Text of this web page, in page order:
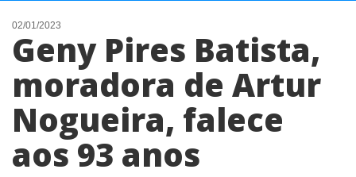
NOTÍCIAS
LISTA DIGITAL
TELEFONES ÚTEIS
QUEM SOMOS
CONTATO
02/01/2023
Geny Pires Batista,
moradora de Artur
Nogueira, falece
aos 93 anos